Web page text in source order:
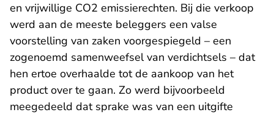
en vrijwillige CO2 emissierechten. Bij die verkoop
werd aan de meeste beleggers een valse
voorstelling van zaken voorgespiegeld – een
zogenoemd samenweefsel van verdichtsels – dat
hen ertoe overhaalde tot de aankoop van het
product over te gaan. Zo werd bijvoorbeeld
meegedeeld dat sprake was van een uitgifte